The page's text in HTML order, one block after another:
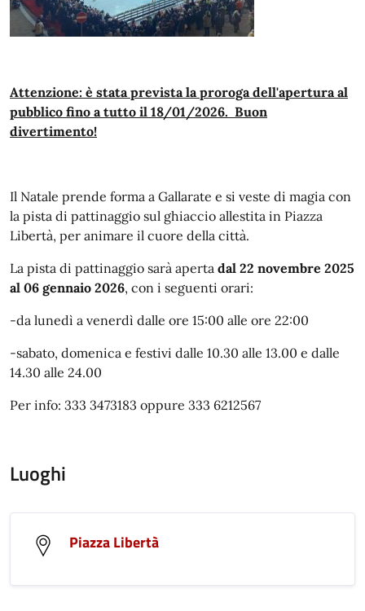
Attenzione: è stata prevista la proroga dell'apertura al
pubblico fino a tutto il 18/01/2026. Buon
divertimento!
Il Natale prende forma a Gallarate e si veste di magia con
la pista di pattinaggio sul ghiaccio allestita in Piazza
Libertà, per animare il cuore della città.
La pista di pattinaggio sarà aperta dal 22 novembre 2025
al 06 gennaio 2026, con i seguenti orari:
-da lunedì a venerdì dalle ore 15:00 alle ore 22:00
-sabato, domenica e festivi dalle 10.30 alle 13.00 e dalle
14.30 alle 24.00
Per info: 333 3473183 oppure 333 6212567
Luoghi
Piazza Libertà